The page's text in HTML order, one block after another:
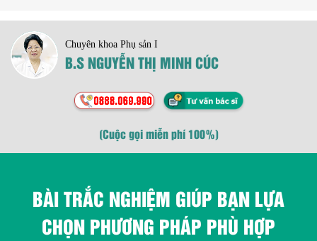
Chuyên khoa Phụ sản I
B.S NGUYỄN THỊ MINH CÚC
(Cuộc gọi miễn phí 100%)
BÀI TRẮC NGHIỆM GIÚP BẠN LỰA
CHỌN PHƯƠNG PHÁP PHÙ HỢP